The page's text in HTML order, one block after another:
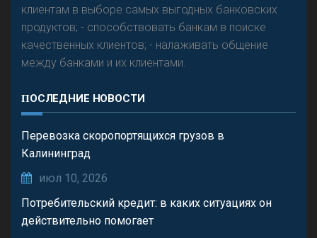
клиентам в выборе самых выгодных банковских
продуктов; - способствовать банкам в поиске
качественных клиентов; - налаживать общение
между банками и их клиентами.
ПОСЛЕДНИЕ НОВОСТИ
Перевозка скоропортящихся грузов в
Калининград
июл 10, 2026
Потребительский кредит: в каких ситуациях он
действительно помогает